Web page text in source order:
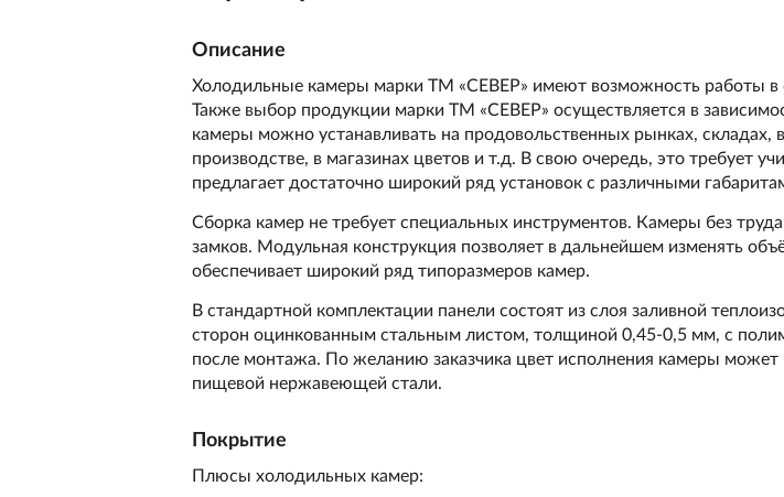
Описание
Холодильные камеры марки ТМ «СЕВЕР» имеют возможность работы в
Также выбор продукции марки ТМ «СЕВЕР» осуществляется в
камеры можно устанавливать на продовольственных рынках, складах,
производстве, в магазинах цветов и т.д. В свою очередь, это требует
предлагает достаточно широкий ряд установок с различными
Сборка камер не требует специальных инструментов. Камеры без
замков. Модульная конструкция позволяет в дальнейшем изменять
обеспечивает широкий ряд типоразмеров камер.
В стандартной комплектации панели состоят из слоя заливной
сторон оцинкованным стальным листом, толщиной 0,45-0,5 мм, с
после монтажа. По желанию заказчика цвет исполнения камеры
пищевой нержавеющей стали.
Покрытие
Плюсы холодильных камер: